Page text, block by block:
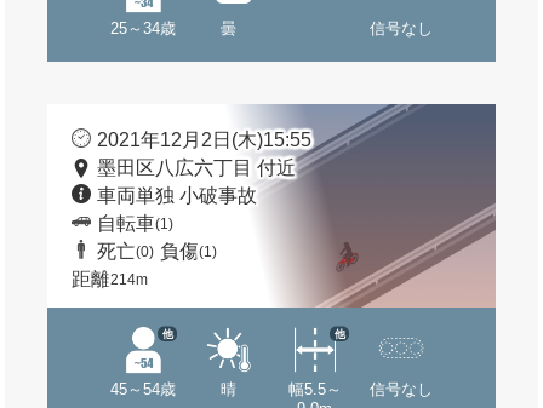
25～34歳 曇 信号なし
2021年12月2日(木)15:55
墨田区八広六丁目 付近
車両単独 小破事故
自転車(1)
死亡(0) 負傷(1)
距離214m
45～54歳
他
晴
幅5.5～
他
信号なし